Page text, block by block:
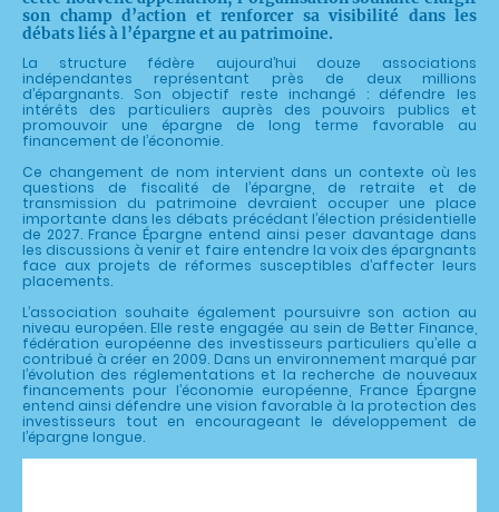
son champ d’action et renforcer sa visibilité dans les
débats liés à l’épargne et au patrimoine.
La structure fédère aujourd’hui douze associations
indépendantes représentant près de deux millions
d’épargnants. Son objectif reste inchangé : défendre les
intérêts des particuliers auprès des pouvoirs publics et
promouvoir une épargne de long terme favorable au
financement de l’économie.
Ce changement de nom intervient dans un contexte où les
questions de fiscalité de l’épargne, de retraite et de
transmission du patrimoine devraient occuper une place
importante dans les débats précédant l’élection présidentielle
de 2027. France Épargne entend ainsi peser davantage dans
les discussions à venir et faire entendre la voix des épargnants
face aux projets de réformes susceptibles d’affecter leurs
placements.
L’association souhaite également poursuivre son action au
niveau européen. Elle reste engagée au sein de Better Finance,
fédération européenne des investisseurs particuliers qu’elle a
contribué à créer en 2009. Dans un environnement marqué par
l’évolution des réglementations et la recherche de nouveaux
financements pour l’économie européenne, France Épargne
entend ainsi défendre une vision favorable à la protection des
investisseurs tout en encourageant le développement de
l’épargne longue.